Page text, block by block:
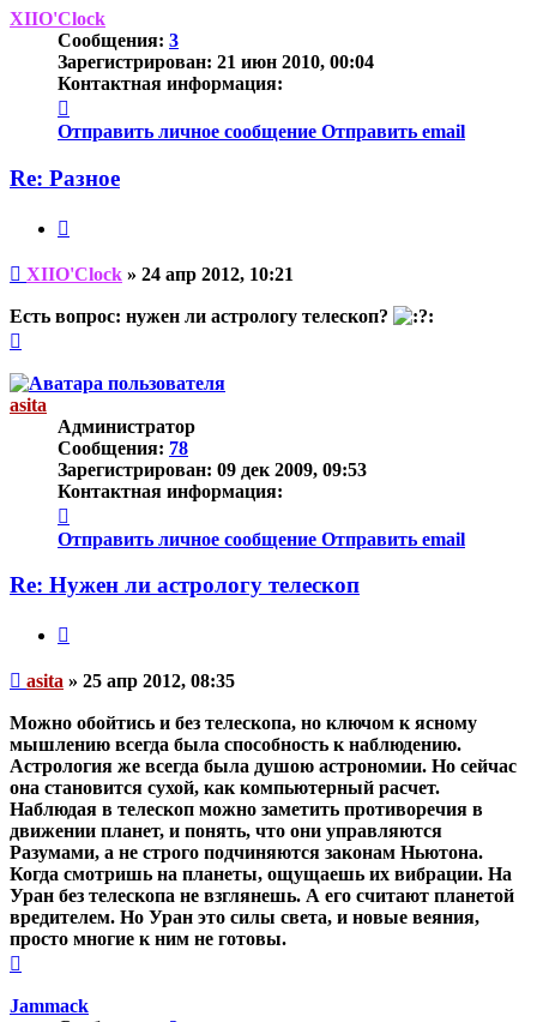
началу
XIIO'Clock
Сообщения: 3
Зарегистрирован: 21 июн 2010, 00:04
Контактная информация:
информация
пользователя
Отправить личное сообщение Отправить email
Re: Разное
Непрочитанное
XIIO'Clock » 24 апр 2012, 10:21
Есть вопрос: нужен ли астрологу телескоп?
началу
asita
Администратор
Сообщения: 78
Зарегистрирован: 09 дек 2009, 09:53
Контактная информация:
информация
пользователя
Отправить личное сообщение Отправить email
Re: Нужен ли астрологу телескоп
Непрочитанное
asita » 25 апр 2012, 08:35
Можно обойтись и без телескопа, но ключом к ясному
мышлению всегда была способность к наблюдению.
Астрология же всегда была душою астрономии. Но сейчас
она становится сухой, как компьютерный расчет.
Наблюдая в телескоп можно заметить противоречия в
движении планет, и понять, что они управляются
Разумами, а не строго подчиняются законам Ньютона.
Когда смотришь на планеты, ощущаешь их вибрации. На
Уран без телескопа не взглянешь. А его считают планетой
вредителем. Но Уран это силы света, и новые веяния,
просто многие к ним не готовы.
началу
Jammack